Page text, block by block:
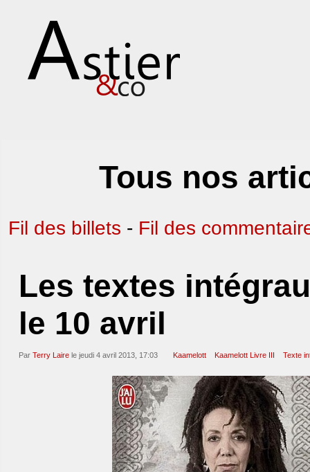
Tous nos
Fil des billets - Fil des
Les textes
le 10 avril
Par Terry Laire le jeudi 4 avril 2013, 17:03 Kaamelott Kaamelott Livre III Texte